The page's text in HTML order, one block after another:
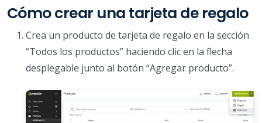
Cómo crear una tarjeta de regalo
Crea un producto de tarjeta de regalo en la sección
“Todos los productos” haciendo clic en la flecha
desplegable junto al botón “Agregar producto”.